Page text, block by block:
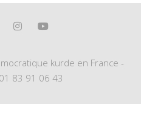
kurde en France -
83 91 06 43